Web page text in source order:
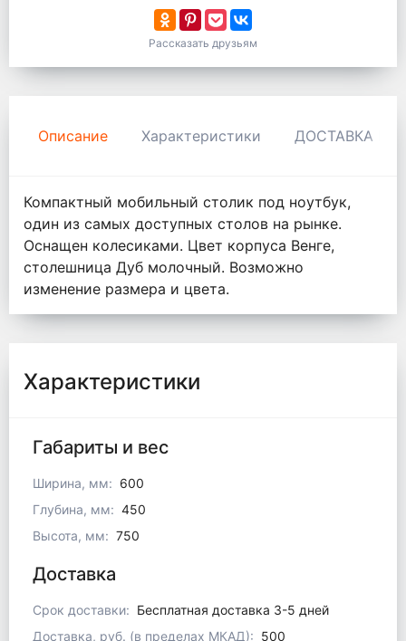
Рассказать друзьям
Описание Характеристики ДОСТАВКА И
Компактный мобильный столик под ноутбук,
один из самых доступных столов на рынке.
Оснащен колесиками. Цвет корпуса Венге,
столешница Дуб молочный. Возможно
изменение размера и цвета.
Характеристики
Габариты и вес
Ширина, мм: 600
Глубина, мм: 450
Высота, мм: 750
Доставка
Срок доставки: Бесплатная доставка 3-5 дней
Доставка, руб. (в пределах МКАД): 500